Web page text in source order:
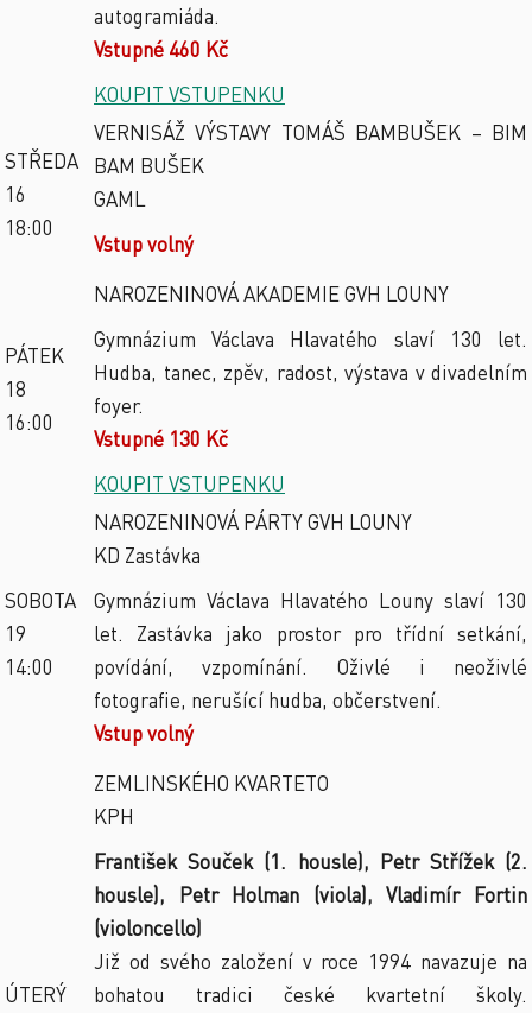
autogramiáda.
Vstupné 460 Kč
KOUPIT VSTUPENKU
STŘEDA
16
18:00
VERNISÁŽ VÝSTAVY TOMÁŠ BAMBUŠEK – BIM
BAM BUŠEK
GAML
Vstup volný
PÁTEK
18
16:00
NAROZENINOVÁ AKADEMIE GVH LOUNY
Gymnázium Václava Hlavatého slaví 130 let.
Hudba, tanec, zpěv, radost, výstava v divadelním
foyer.
Vstupné 130 Kč
KOUPIT VSTUPENKU
SOBOTA
19
14:00
NAROZENINOVÁ PÁRTY GVH LOUNY
KD Zastávka
Gymnázium Václava Hlavatého Louny slaví 130
let. Zastávka jako prostor pro třídní setkání,
povídání, vzpomínání. Oživlé i neoživlé
fotografie, nerušící hudba, občerstvení.
Vstup volný
ÚTERÝ
ZEMLINSKÉHO KVARTETO
KPH
František Souček (1. housle), Petr Střížek (2.
housle), Petr Holman (viola), Vladimír Fortin
(violoncello)
Již od svého založení v roce 1994 navazuje na
bohatou tradici české kvartetní školy.